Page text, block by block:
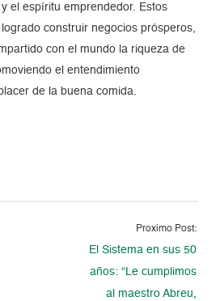
el espíritu emprendedor. Estos
construir negocios prósperos,
con el mundo la riqueza de
el entendimiento
de la buena comida.
Proximo Post:
El Sistema en sus 50
años: “Le cumplimos
al maestro Abreu,